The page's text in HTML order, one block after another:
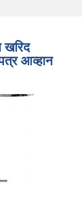
खरिद
आव्हान